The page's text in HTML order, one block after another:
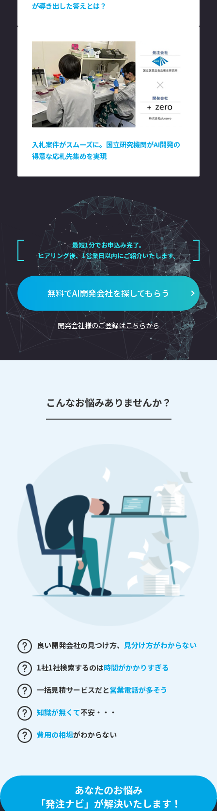
が導き出した答えとは？
入札案件がスムーズに。国立研究機関がAI開発の
得意な応札先集めを実現
最短1分でお申込み完了。
ヒアリング後、1営業日以内にご紹介いたします。
無料でAI開発会社を探してもらう
開発会社様のご登録はこちらから
こんなお悩みありませんか？
良い開発会社の見つけ方、 見分け方がわからない
1社1社検索するのは時間がかかりすぎる
一括見積サービスだと営業電話が多そう
知識が無くて不安・・・
費用の相場がわからない
あなたのお悩み
「発注ナビ」が解決いたします！